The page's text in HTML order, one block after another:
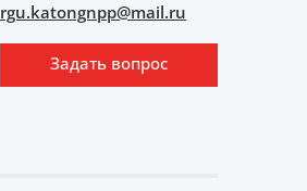
rgu.katongnpp@mail.ru
Задать вопрос